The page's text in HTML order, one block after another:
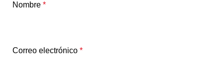
Nombre *
Correo electrónico *